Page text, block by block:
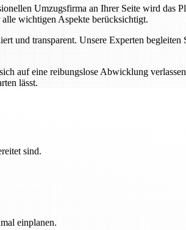
Umzugsfirma an Ihrer Seite wird das
wichtigen Aspekte berücksichtigt.
und transparent. Unsere Experten
auf eine reibungslose Abwicklung
lässt.
sind.
einplanen.